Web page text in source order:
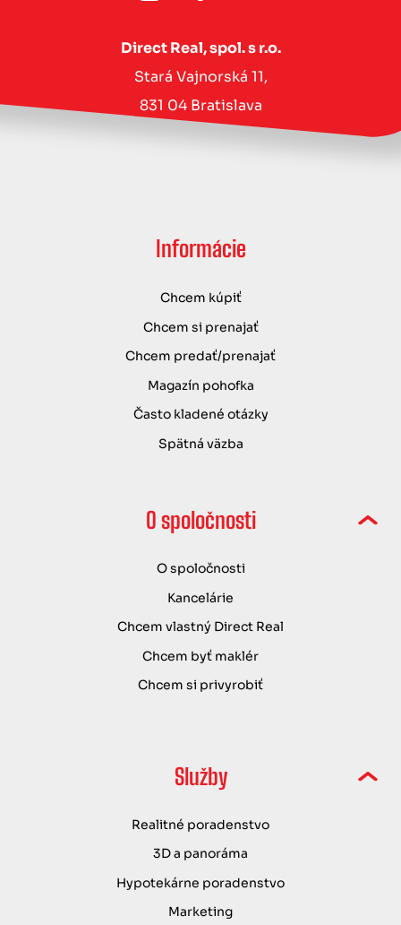
Direct Real, spol. s r.o.
Stará Vajnorská 11,
831 04 Bratislava
Informácie
Chcem kúpiť
Chcem si prenajať
Chcem predať/prenajať
Magazín pohofka
Často kladené otázky
Spätná väzba
O spoločnosti
O spoločnosti
Kancelárie
Chcem vlastný Direct Real
Chcem byť maklér
Chcem si privyrobiť
Služby
Realitné poradenstvo
3D a panoráma
Hypotekárne poradenstvo
Marketing